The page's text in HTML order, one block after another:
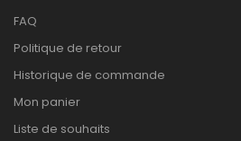
FAQ
Politique de retour
Historique de commande
Mon panier
Liste de souhaits